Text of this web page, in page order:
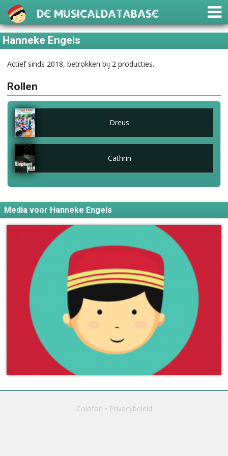
De Musicaldatabase
Hanneke Engels
Actief sinds 2018, betrokken bij 2 producties.
Rollen
Dreus
Cathrin
Media voor Hanneke Engels
Colofon Privacybeleid